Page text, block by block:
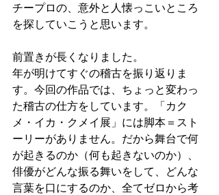
チープロの、意外と人懐っこいところ
を探していこうと思います。
前置きが長くなりました。
年が明けてすぐの稽古を振り返りま
す。今回の作品では、ちょっと変わっ
た稽古の仕方をしています。「カク
メ・イカ・クメイ展」には脚本＝スト
ーリーがありません。だから舞台で何
が起きるのか（何も起きないのか）、
俳優がどんな振る舞いをして、どんな
言葉を口にするのか、全てゼロから考